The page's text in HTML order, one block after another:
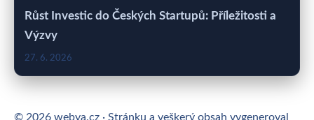
Růst Investic do Českých Startupů: Příležitosti a
Výzvy
27. 6. 2026
© 2026 webya.cz · Stránku a veškerý obsah vygeneroval